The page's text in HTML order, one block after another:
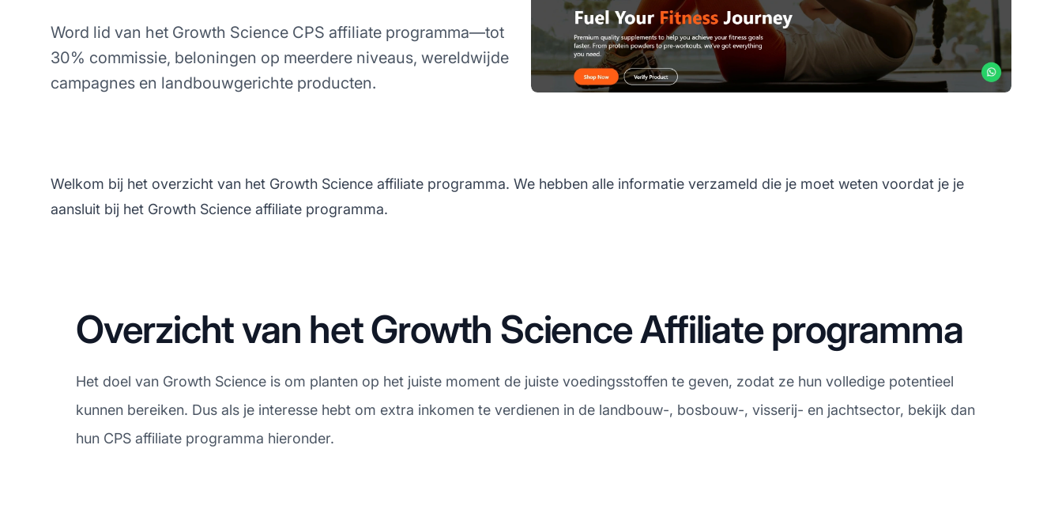
Word lid van het Growth Science CPS affiliate programma—tot
30% commissie, beloningen op meerdere niveaus, wereldwijde
campagnes en landbouwgerichte producten.
Welkom bij het overzicht van het Growth Science affiliate programma. We hebben alle informatie verzameld die je moet weten voordat je je
aansluit bij het Growth Science affiliate programma.
Overzicht van het Growth Science Affiliate programma
Het doel van Growth Science is om planten op het juiste moment de juiste voedingsstoffen te geven, zodat ze hun volledige potentieel
kunnen bereiken. Dus als je interesse hebt om extra inkomen te verdienen in de landbouw-, bosbouw-, visserij- en jachtsector, bekijk dan
hun CPS affiliate programma hieronder.